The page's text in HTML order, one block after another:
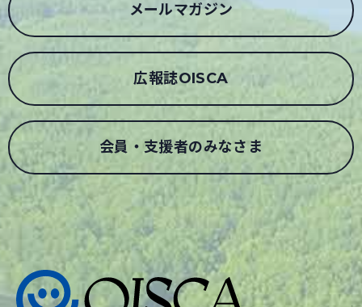
メールマガジン
広報誌OISCA
会員・支援者のみなさま